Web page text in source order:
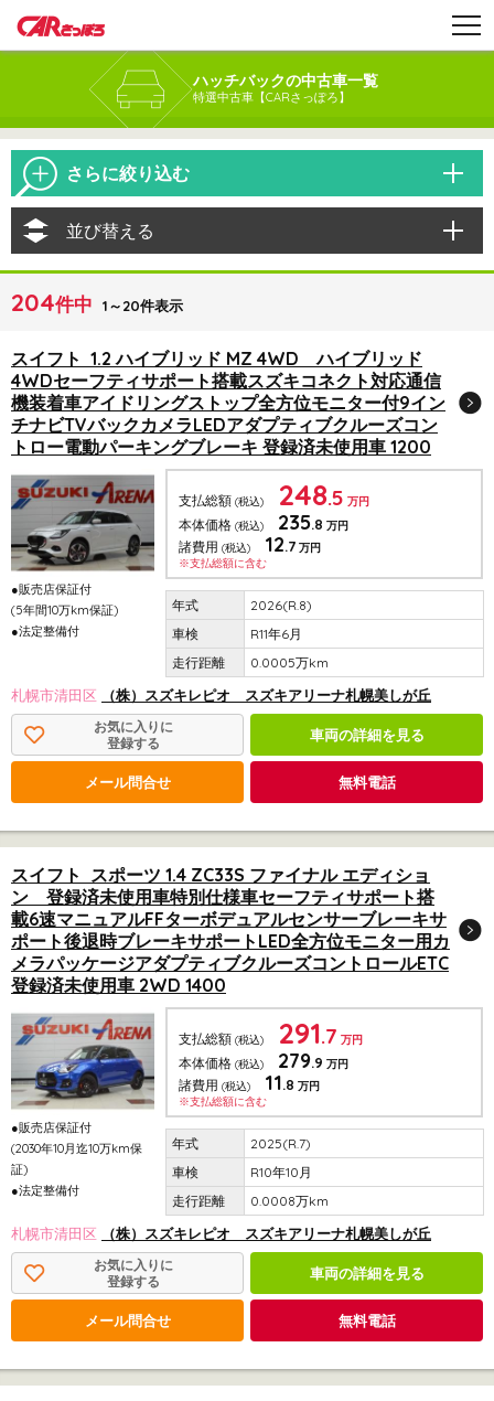
ハッチバックの中古車一覧
特選中古車【CARさっぽろ】
さらに絞り込む
並び替える
204件中 1～20件表示
スイフト 1.2 ハイブリッド MZ 4WD ハイブリッド
4WDセーフティサポート搭載スズキコネクト対応通信
機装着車アイドリングストップ全方位モニター付9イン
チナビTVバックカメラLEDアダプティブクルーズコン
トロー電動パーキングブレーキ 登録済未使用車 1200
●販売店保証付
(5年間10万km保証)
●法定整備付
支払総額 (税込) 248.5 万円
本体価格 (税込) 235.8 万円
諸費用 (税込) 12.7 万円
※支払総額に含む
2026(R.8)
R11年6月
0.0005万km
札幌市清田区 （株）スズキレピオ スズキアリーナ札幌美しが丘
お気に入りに
登録する
車両の詳細を見る
メール問合せ 無料電話
スイフト スポーツ 1.4 ZC33S ファイナル エディショ
ン 登録済未使用車特別仕様車セーフティサポート搭
載6速マニュアルFFターボデュアルセンサーブレーキサ
ポート後退時ブレーキサポートLED全方位モニター用カ
メラパッケージアダプティブクルーズコントロールETC
登録済未使用車 2WD 1400
●販売店保証付
(2030年10月迄10万km保
証)
●法定整備付
支払総額 (税込) 291.7 万円
本体価格 (税込) 279.9 万円
諸費用 (税込) 11.8 万円
※支払総額に含む
2025(R.7)
R10年10月
0.0008万km
札幌市清田区 （株）スズキレピオ スズキアリーナ札幌美しが丘
お気に入りに
登録する
車両の詳細を見る
メール問合せ 無料電話